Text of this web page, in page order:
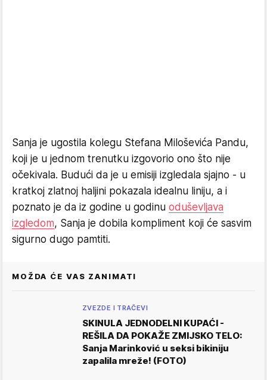
Sanja je ugostila kolegu Stefana Miloševića Pandu,
koji je u jednom trenutku izgovorio ono što nije
očekivala. Budući da je u emisiji izgledala sjajno - u
kratkoj zlatnoj haljini pokazala idealnu liniju, a i
poznato je da iz godine u godinu oduševljava
izgledom, Sanja je dobila kompliment koji će sasvim
sigurno dugo pamtiti.
MOŽDA ĆE VAS ZANIMATI
ZVEZDE I TRAČEVI
SKINULA JEDNODELNI KUPAĆI -
REŠILA DA POKAŽE ZMIJSKO TELO:
Sanja Marinković u seksi bikiniju
zapalila mreže! (FOTO)